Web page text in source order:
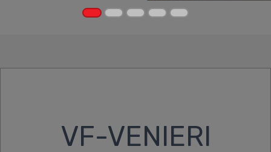
VF-VENIERI